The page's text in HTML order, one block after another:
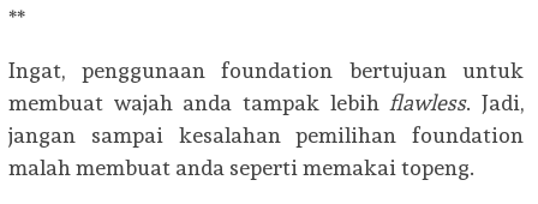
**
Ingat, penggunaan foundation bertujuan untuk
membuat wajah anda tampak lebih flawless. Jadi,
jangan sampai kesalahan pemilihan foundation
malah membuat anda seperti memakai topeng.